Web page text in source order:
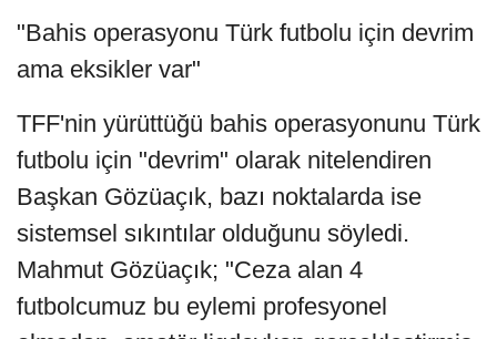
"Bahis operasyonu Türk futbolu için devrim
ama eksikler var"
TFF'nin yürüttüğü bahis operasyonunu Türk
futbolu için "devrim" olarak nitelendiren
Başkan Gözüaçık, bazı noktalarda ise
sistemsel sıkıntılar olduğunu söyledi.
Mahmut Gözüaçık; "Ceza alan 4
futbolcumuz bu eylemi profesyonel